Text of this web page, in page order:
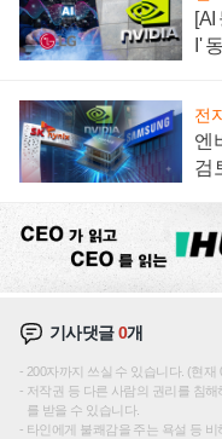
[AI
I'
전
엔
검
기사댓글0개
200자까지 쓰실 수 있습니다. (현재
저작권 등 다른 사람의 권리를 침
를 받을 수 있습니다.
타인에게 불쾌감을 주는 욕설 등